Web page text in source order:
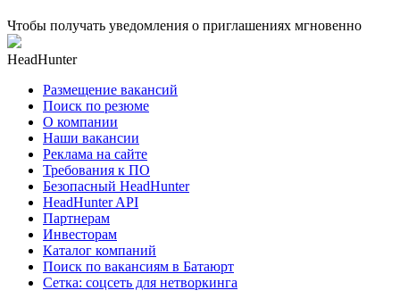
Чтобы получать уведомления о приглашениях мгновенно
HeadHunter
Размещение вакансий
Поиск по резюме
О компании
Наши вакансии
Реклама на сайте
Требования к ПО
Безопасный HeadHunter
HeadHunter API
Партнерам
Инвесторам
Каталог компаний
Поиск по вакансиям в Батаюрт
Сетка: соцсеть для нетворкинга